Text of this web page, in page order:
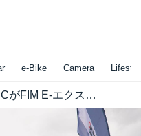
e-Bike Camera
[動画] HRCがFIM E-エクスプローラー ワールド カップ、男子部門の王座を獲得しました!! ・・・しかし、女子部門とチーム部門はともに2位に甘んじることになりました・・・